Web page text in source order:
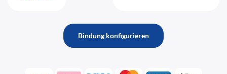
Bindung konfigurieren